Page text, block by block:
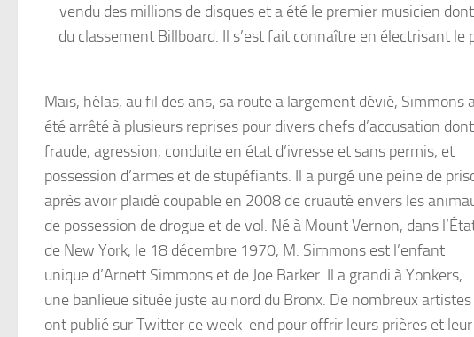
vendu des millions de disques et a été le premier musicien
du classement Billboard. Il s’est fait connaître en électrisant
Mais, hélas, au fil des ans, sa route a largement dévié, Simmons
été arrêté à plusieurs reprises pour divers chefs d’accusation dont
fraude, agression, conduite en état d’ivresse et sans permis, et
possession d’armes et de stupéfiants. Il a purgé une peine de
après avoir plaidé coupable en 2008 de cruauté envers les
de possession de drogue et de vol. Né à Mount Vernon, dans
de New York, le 18 décembre 1970, M. Simmons est l’enfant
unique d’Arnett Simmons et de Joe Barker. Il a grandi à Yonkers,
une banlieue située juste au nord du Bronx. De nombreux artistes
ont publié sur Twitter ce week-end pour offrir leurs prières et